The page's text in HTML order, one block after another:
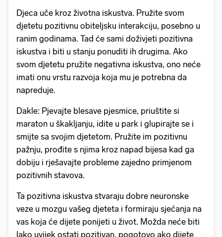
Djeca uče kroz životna iskustva. Pružite svom
djetetu pozitivnu obiteljsku interakciju, posebno u
ranim godinama. Tad će sami doživjeti pozitivna
iskustva i biti u stanju ponuditi ih drugima. Ako
svom djetetu pružite negativna iskustva, ono neće
imati onu vrstu razvoja koja mu je potrebna da
napreduje.
Dakle: Pjevajte blesave pjesmice, priuštite si
maraton u škakljanju, idite u park i glupirajte se i
smijte sa svojim djetetom. Pružite im pozitivnu
pažnju, prođite s njima kroz napad bijesa kad ga
dobiju i rješavajte probleme zajedno primjenom
pozitivnih stavova.
Ta pozitivna iskustva stvaraju dobre neuronske
veze u mozgu vašeg djeteta i formiraju sjećanja na
vas koja će dijete ponijeti u život. Možda neće biti
lako uvijek ostati pozitivan, pogotovo ako dijete